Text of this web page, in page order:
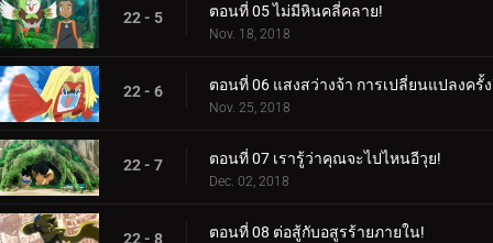
22 - 5 ตอนที่ 05 ไม่มีหินคลี่คลาย!
Nov. 18, 2018
22 - 6 ตอนที่ 06 แสงสว่างจ้า การเปลี่ยนแปลงครั้
Nov. 25, 2018
22 - 7 ตอนที่ 07 เรารู้ว่าคุณจะไปไหนอีวุย!
Dec. 02, 2018
22 - 8 ตอนที่ 08 ต่อสู้กับอสูรร้ายภายใน!